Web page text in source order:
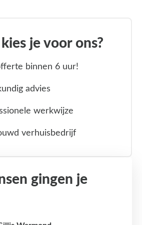
je voor ons?
binnen 6 uur!
advies
werkwijze
verhuisbedrijf
gingen je